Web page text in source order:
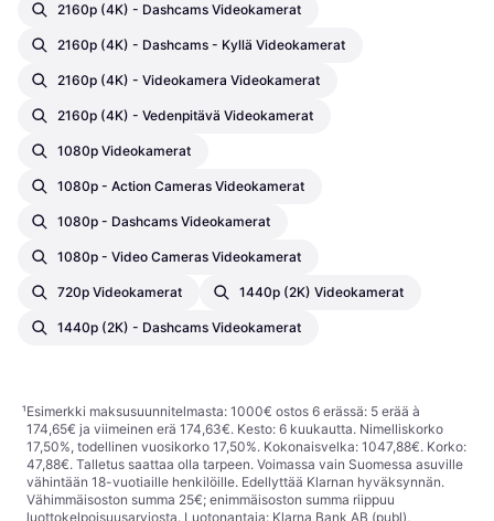
2160p (4K) - Dashcams Videokamerat
2160p (4K) - Dashcams - Kyllä Videokamerat
2160p (4K) - Videokamera Videokamerat
2160p (4K) - Vedenpitävä Videokamerat
1080p Videokamerat
1080p - Action Cameras Videokamerat
1080p - Dashcams Videokamerat
1080p - Video Cameras Videokamerat
720p Videokamerat 1440p (2K) Videokamerat
1440p (2K) - Dashcams Videokamerat
¹Esimerkki maksusuunnitelmasta: 1000€ ostos 6 erässä: 5 erää à
174,65€ ja viimeinen erä 174,63€. Kesto: 6 kuukautta. Nimelliskorko
17,50%, todellinen vuosikorko 17,50%. Kokonaisvelka: 1047,88€. Korko:
47,88€. Talletus saattaa olla tarpeen. Voimassa vain Suomessa asuville
vähintään 18-vuotiaille henkilöille. Edellyttää Klarnan hyväksynnän.
Vähimmäisoston summa 25€; enimmäisoston summa riippuu
luottokelpoisuusarviosta. Luotonantaja: Klarna Bank AB (publ),